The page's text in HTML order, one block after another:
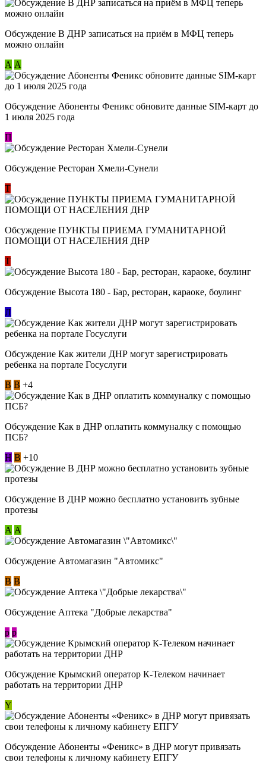
Обсуждение В ДНР записаться на приём в МФЦ теперь
можно онлайн
А А
Обсуждение Абоненты Феникс обновите данные SIM-карт до
1 июля 2025 года
П
Обсуждение Ресторан Хмели-Сунели
Т
Обсуждение ​ПУНКТЫ ПРИЕМА ГУМАНИТАРНОЙ
ПОМОЩИ ОТ НАСЕЛЕНИЯ ДНР
Т
Обсуждение Высота 180 - Бар, ресторан, караоке, боулинг
Л
Обсуждение Как жители ДНР могут зарегистрировать
ребенка на портале Госуслуги
В В +4
Обсуждение Как в ДНР оплатить коммуналку с помощью
ПСБ?
Н В +10
Обсуждение В ДНР можно бесплатно установить зубные
протезы
А А
Обсуждение Автомагазин "Автомикс"
В В
Обсуждение Аптека "Добрые лекарства"
p p
Обсуждение Крымский оператор К-Телеком начинает
работать на территории ДНР
Y
Обсуждение ​Абоненты «Феникс» в ДНР могут привязать
свои телефоны к личному кабинету ЕПГУ